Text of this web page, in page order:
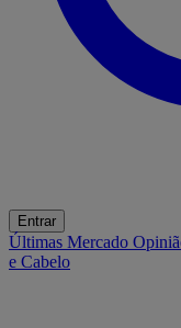
Entrar
Últimas Mercado
e Cabelo